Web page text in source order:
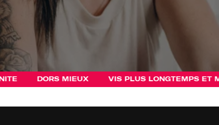
DORS MIEUX VIS PLUS LONGTEMPS ET